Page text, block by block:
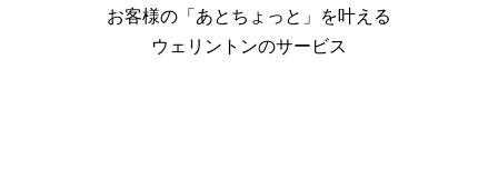
お客様の「あとちょっと」を叶える
ウェリントンのサービス